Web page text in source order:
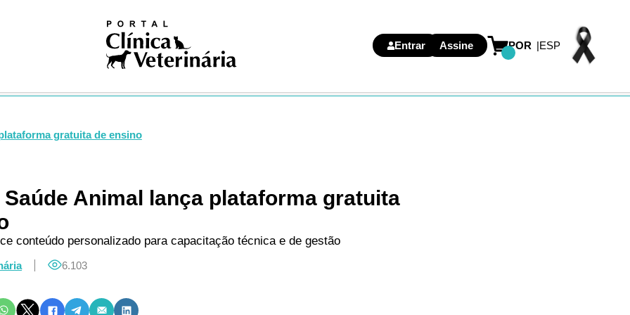
Entrar Assine POR ESP
gratuita de ensino
Animal lança plataforma gratuita
conteúdo personalizado para capacitação técnica e de gestão
6.103